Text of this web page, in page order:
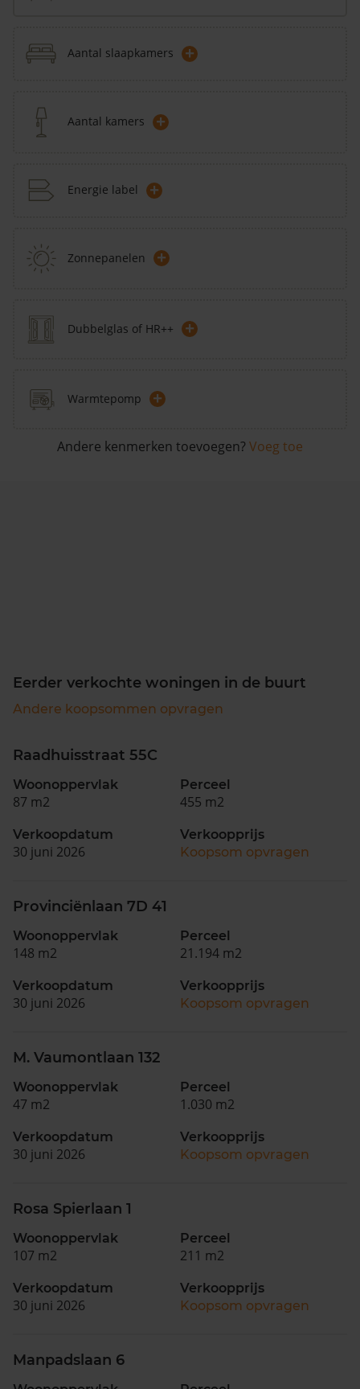
Aantal slaapkamers +
Aantal kamers +
Energie label +
Zonnepanelen +
Dubbelglas of HR++ +
Warmtepomp +
Andere kenmerken toevoegen? Voeg toe
Eerder verkochte woningen in de buurt
Andere koopsommen opvragen
Raadhuisstraat 55C
Woonoppervlak
87 m2
Perceel
455 m2
Verkoopdatum
30 juni 2026
Verkoopprijs
Koopsom opvragen
Provinciënlaan 7D 41
Woonoppervlak
148 m2
Perceel
21.194 m2
Verkoopdatum
30 juni 2026
Verkoopprijs
Koopsom opvragen
M. Vaumontlaan 132
Woonoppervlak
47 m2
Perceel
1.030 m2
Verkoopdatum
30 juni 2026
Verkoopprijs
Koopsom opvragen
Rosa Spierlaan 1
Woonoppervlak
107 m2
Perceel
211 m2
Verkoopdatum
30 juni 2026
Verkoopprijs
Koopsom opvragen
Manpadslaan 6